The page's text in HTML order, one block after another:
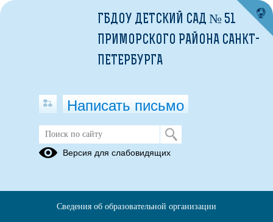
Реализуемые образовательные
образования для обучающихся с тяжелыми нарушениями речи
ГБДОУ ДЕТСКИЙ САД № 51
ПРИМОРСКОГО РАЙОНА САНКТ-
ПЕТЕРБУРГА
Написать письмо
Версия для слабовидящих
Сведения об образовательной организации